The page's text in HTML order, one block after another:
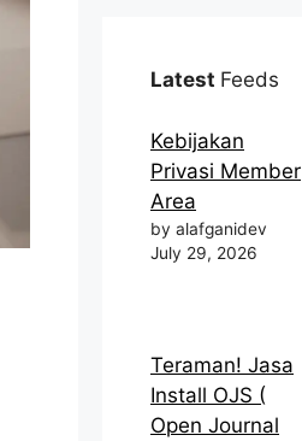
Latest Feeds
Kebijakan
Privasi Member
Area
by alafganidev
July 29, 2026
Teraman! Jasa
Install OJS (
Open Journal